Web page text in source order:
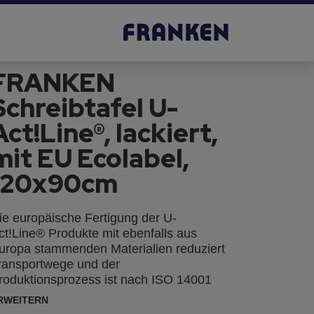
U-
lackiert,
EU Ecolabel,
europäische Fertigung der U-
Produkte mit ebenfalls aus
stammenden Materialien reduziert
und der
ist nach ISO 14001
Die lackierte Stahl-Oberfläche